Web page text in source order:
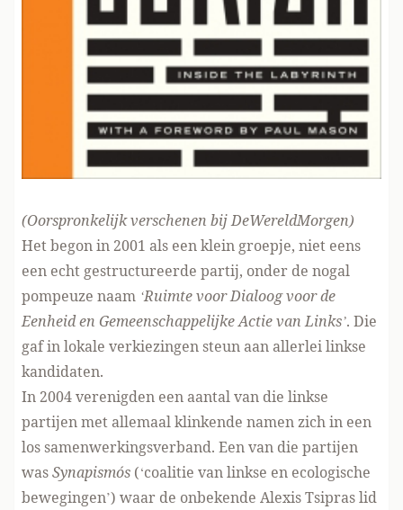
(Oorspronkelijk verschenen bij DeWereldMorgen)
Het begon in 2001 als een klein groepje, niet eens
een echt gestructureerde partij, onder de nogal
pompeuze naam ‘Ruimte voor Dialoog voor de
Eenheid en Gemeenschappelijke Actie van Links’. Die
gaf in lokale verkiezingen steun aan allerlei linkse
kandidaten.
In 2004 verenigden een aantal van die linkse
partijen met allemaal klinkende namen zich in een
los samenwerkingsverband. Een van die partijen
wasSynapismós (‘coalitie van linkse en ecologische
bewegingen’) waar de onbekende Alexis Tsipras lid